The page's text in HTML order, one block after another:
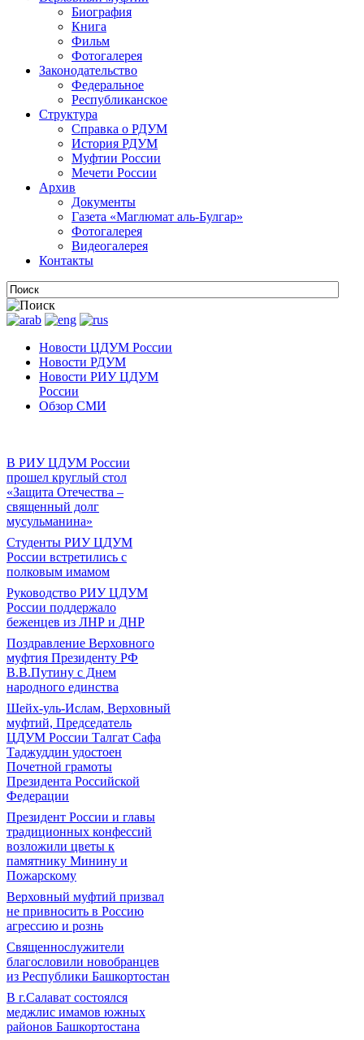
Биография
Книга
Фильм
Фотогалерея
Законодательство
Федеральное
Республиканское
Структура
Справка о РДУМ
История РДУМ
Муфтии России
Мечети России
Архив
Документы
Газета «Маглюмат аль-Булгар»
Фотогалерея
Видеогалерея
Контакты
Новости ЦДУМ России
Новости РДУМ
Новости РИУ ЦДУМ
России
Обзор СМИ
В РИУ ЦДУМ России
прошел круглый стол
«Защита Отечества –
священный долг
мусульманина»
Студенты РИУ ЦДУМ
России встретились с
полковым имамом
Руководство РИУ ЦДУМ
России поддержало
беженцев из ЛНР и ДНР
Поздравление Верховного
муфтия Президенту РФ
В.В.Путину с Днем
народного единства
Шейх-уль-Ислам, Верховный
муфтий, Председатель
ЦДУМ России Талгат Сафа
Таджуддин удостоен
Почетной грамоты
Президента Российской
Федерации
Президент России и главы
традиционных конфессий
возложили цветы к
памятнику Минину и
Пожарскому
Верховный муфтий призвал
не привносить в Россию
агрессию и рознь
Священнослужители
благословили новобранцев
из Республики Башкортостан
В г.Салават состоялся
меджлис имамов южных
районов Башкортостана